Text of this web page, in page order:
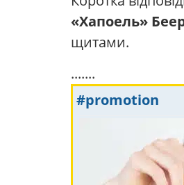
«Хапоель»
щитами.
.......
#promotion